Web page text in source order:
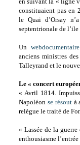
constituaient pas en
le Quai d’Orsay
septentrionale de
Un webdocumentaire
anciens ministres
Talleyrand et le
Le « concert
« Avril 1814.
Napoléon se résoutà
relègue le traité de
« Lassée de la
enthousiasme